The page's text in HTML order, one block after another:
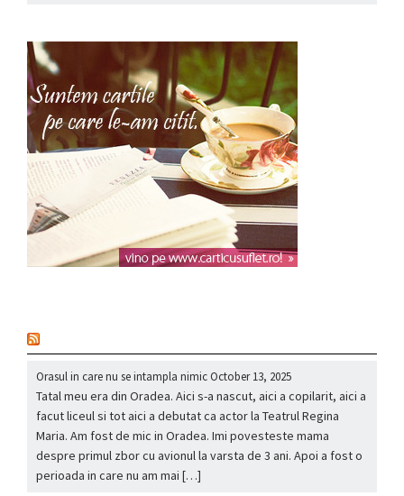
Orasul in care nu se intampla nimicOctober 13, 2025
Tatal meu era din Oradea. Aici s-a nascut, aici a copilarit, aici a
facut liceul si tot aici a debutat ca actor la Teatrul Regina
Maria. Am fost de mic in Oradea. Imi povesteste mama
despre primul zbor cu avionul la varsta de 3 ani. Apoi a fost o
perioada in care nu am mai […]